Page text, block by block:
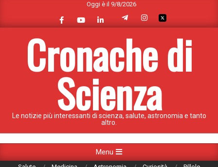
content
Oggi è il 9/8/2026
Cronache di
Scienza
Le notizie più interessanti di scienza, salute, astronomia e tanto
altro.
Navigation
Menu